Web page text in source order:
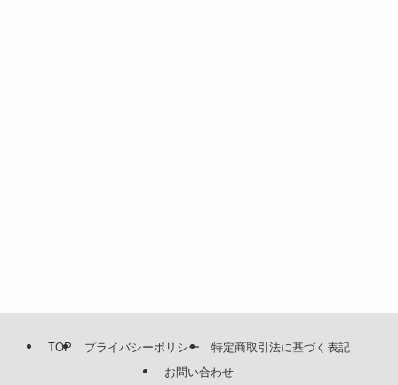
TOP プライバシーポリシー
特定商取引法に基づく表記
お問い合わせ